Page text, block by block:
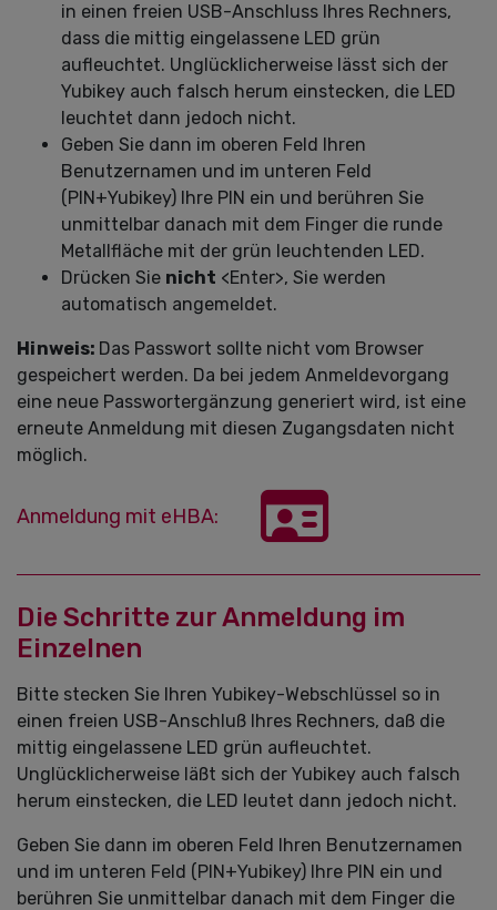
in einen freien USB-Anschluss Ihres Rechners,
dass die mittig eingelassene LED grün
aufleuchtet. Unglücklicherweise lässt sich der
Yubikey auch falsch herum einstecken, die LED
leuchtet dann jedoch nicht.
Geben Sie dann im oberen Feld Ihren
Benutzernamen und im unteren Feld
(PIN+Yubikey) Ihre PIN ein und berühren Sie
unmittelbar danach mit dem Finger die runde
Metallfläche mit der grün leuchtenden LED.
Drücken Sie nicht <Enter>, Sie werden
automatisch angemeldet.
Hinweis: Das Passwort sollte nicht vom Browser
gespeichert werden. Da bei jedem Anmeldevorgang
eine neue Passwortergänzung generiert wird, ist eine
erneute Anmeldung mit diesen Zugangsdaten nicht
möglich.
Anmeldung mit eHBA:
Die Schritte zur Anmeldung im
Einzelnen
Bitte stecken Sie Ihren Yubikey-Webschlüssel so in
einen freien USB-Anschluß Ihres Rechners, daß die
mittig eingelassene LED grün aufleuchtet.
Unglücklicherweise läßt sich der Yubikey auch falsch
herum einstecken, die LED leutet dann jedoch nicht.
Geben Sie dann im oberen Feld Ihren Benutzernamen
und im unteren Feld (PIN+Yubikey) Ihre PIN ein und
berühren Sie unmittelbar danach mit dem Finger die